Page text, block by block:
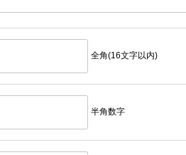
全角(16文字以内)
半角数字